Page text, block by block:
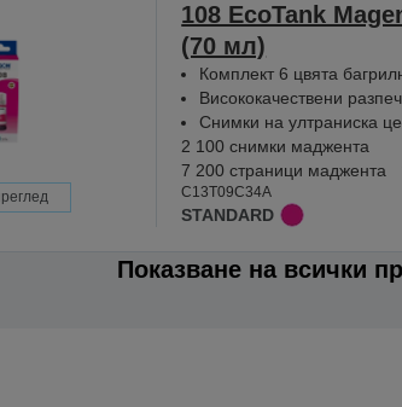
108 EcoTank
(70 мл)
Комплект 6 цвята
Висококачествени
Снимки на ултраниска
2 100 снимки маджента
7 200 страници маджента
C13T09C34A
STANDARD
Показване на всички